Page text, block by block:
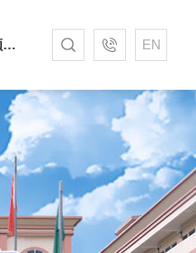
联系妖精视频网站下载 EN